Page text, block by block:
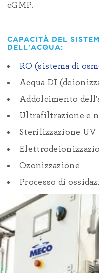
cGMP.
CAPACITÀ DEL
DELL'ACQUA:
RO (sistema di
Acqua DI
Addolcimento
Ultrafiltrazione e
Sterilizzazione UV
Ozonizzazione
Processo di